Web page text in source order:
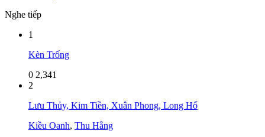
Nghe tiếp
1
Kèn Trống
0 2,341
2
Lưu Thủy, Kim Tiền, Xuân Phong, Long Hổ
Kiều Oanh, Thu Hằng